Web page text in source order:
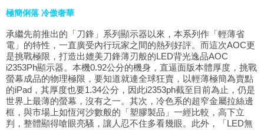
極簡俐落 冷傲奢華
承繼先前推出的「刀鋒」系列顯示器以來，本系列作「輕薄省
電」的特性，一直廣受內行玩家之間的熱列好評。而這次AOC更
是挑戰極限，打造出媲美刀鋒薄刃般的LED背光逸品AOC
i2353Ph顯示器。本機0.92公分的機身，直逼面版本體厚度，挑戰
螢幕成品的物理極限，要知道就連全球狂賣，以輕薄極簡為賣點
的iPad，其厚度也要1.34公分，因此i2353ph截至目前為止，仍是
世界上最薄的螢幕，沒有之一。其次，冷色系的超窄金屬拉絲邊
框，與市場上如恆河沙數般的「塑膠製品」一經比較，高下立
判，整體顯得嗆眼亮騷，讓人忍不住多看幾眼。此外，「LED無